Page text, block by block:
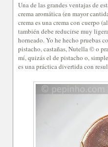
Una de las grandes ventajas de
crema aromática (en mayor
crema es una crema con cuerpo
también debe reducirse muy
horneado. Yo he hecho pruebas
pistacho, castañas, Nutella © o
mí, quizás el de pistacho o,
es una práctica divertida con